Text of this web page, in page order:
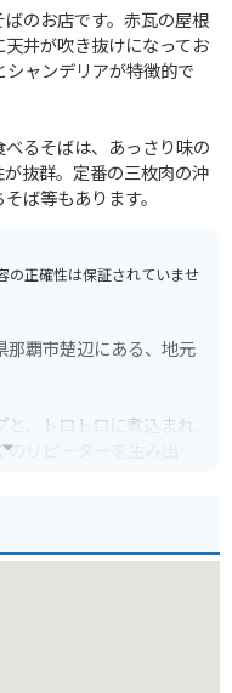
のお店です。赤瓦の屋根
井が吹き抜けになってお
シャンデリアが特徴的で
るそばは、あっさり味の
抜群。定番の三枚肉の沖
ば等もあります。
正確性は保証されていませ
覇市楚辺にある、地元
、トロトロに煮込まれ
リピーターを生み出し
客だけでなく地元の人